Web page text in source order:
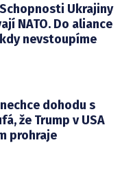
Ukrajiny
NATO. Do aliance
nevstoupíme
dohodu s
že Trump v USA
prohraje